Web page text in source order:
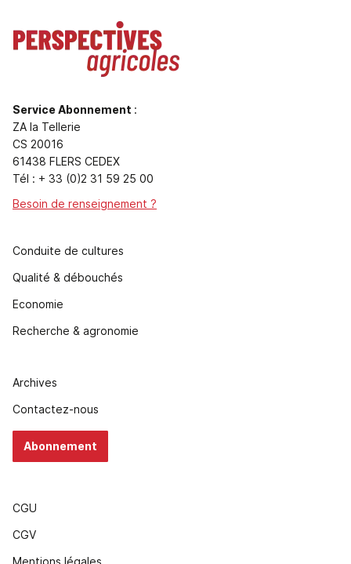
Service Abonnement :
ZA la Tellerie
CS 20016
61438 FLERS CEDEX
Tél : + 33 (0)2 31 59 25 00
Besoin de renseignement ?
Conduite de cultures
Qualité & débouchés
Economie
Recherche & agronomie
Archives
Contactez-nous
Abonnement
CGU
CGV
Mentions légales